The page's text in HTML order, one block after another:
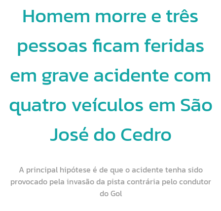
Homem morre e três
pessoas ficam feridas
em grave acidente com
quatro veículos em São
José do Cedro
A principal hipótese é de que o acidente tenha sido
provocado pela invasão da pista contrária pelo condutor
do Gol